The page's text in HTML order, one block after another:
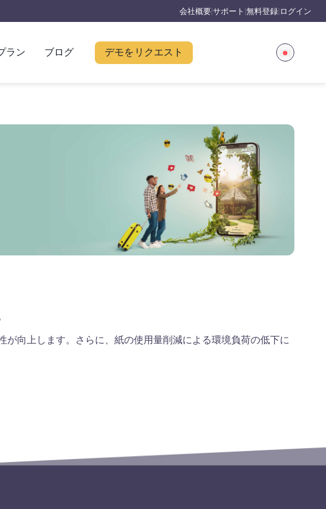
会社概要 サポート 無料登録 ログイン
ラン ブログ デモをリクエスト
向上します。さらに、紙の使用量削減による環境負荷の低下に